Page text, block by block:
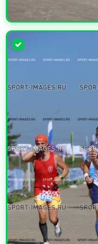
УВЕЛИЧИТЬ